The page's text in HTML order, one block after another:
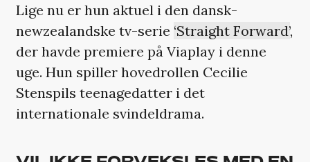
Lige nu er hun aktuel i den dansk-
newzealandske tv-serie ‘Straight Forward’,
der havde premiere på Viaplay i denne
uge. Hun spiller hovedrollen Cecilie
Stenspils teenagedatter i det
internationale svindeldrama.